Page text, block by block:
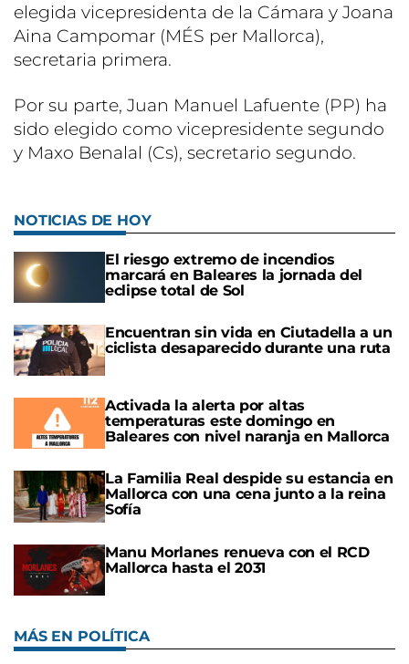
elegida vicepresidenta de la Cámara y Joana
Aina Campomar (MÉS per Mallorca),
secretaria primera.
Por su parte, Juan Manuel Lafuente (PP) ha
sido elegido como vicepresidente segundo
y Maxo Benalal (Cs), secretario segundo.
NOTICIAS DE HOY
El riesgo extremo de incendios
marcará en Baleares la jornada del
eclipse total de Sol
Encuentran sin vida en Ciutadella a un
ciclista desaparecido durante una ruta
Activada la alerta por altas
temperaturas este domingo en
Baleares con nivel naranja en Mallorca
La Familia Real despide su estancia en
Mallorca con una cena junto a la reina
Sofía
Manu Morlanes renueva con el RCD
Mallorca hasta el 2031
MÁS EN POLÍTICA